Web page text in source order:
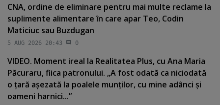
CNA, ordine de eliminare pentru mai multe reclame la
suplimente alimentare în care apar Teo, Codin
Maticiuc sau Buzdugan
5 AUG 2026 20:43 0
VIDEO. Moment ireal la Realitatea Plus, cu Ana Maria
Păcuraru, fiica patronului. „A fost odată ca niciodată
o ţară aşezată la poalele munţilor, cu mine adânci şi
oameni harnici...”